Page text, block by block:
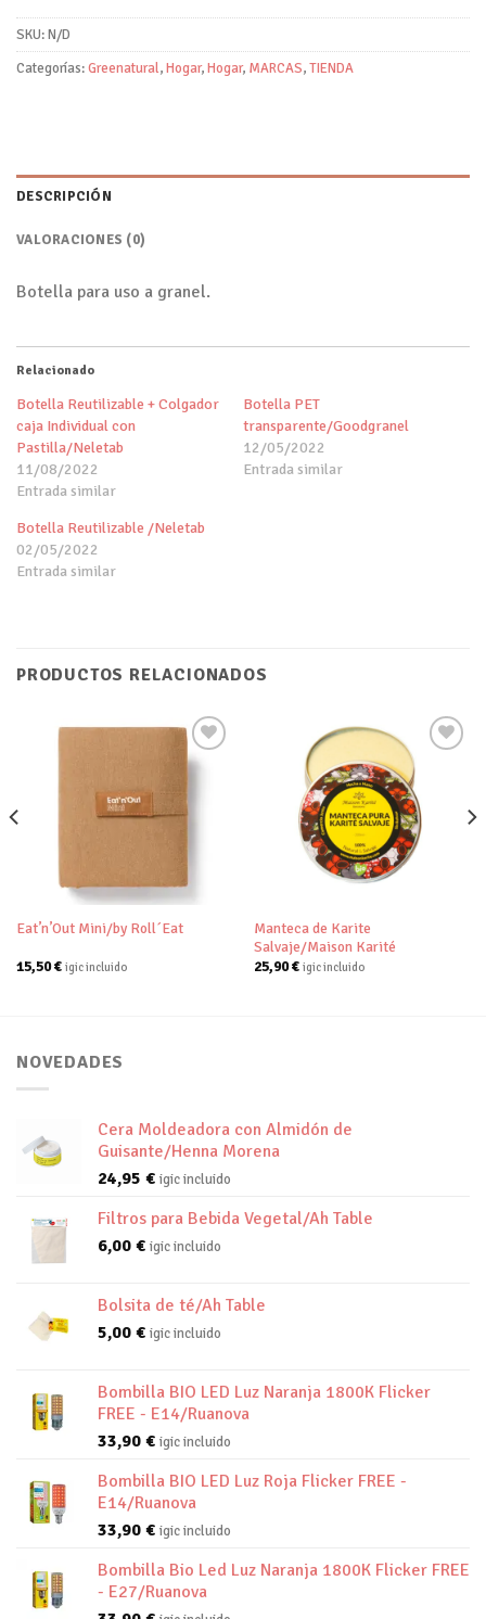
SKU:N/D
Categorías:Greenatural,Hogar,Hogar, MARCAS,TIENDA
DESCRIPCIÓN
VALORACIONES (0)
Botella para uso a granel.
Relacionado
Botella Reutilizable + Colgador
caja Individual con
Pastilla/Neletab
11/08/2022
Entrada similar
Botella PET
transparente/Goodgranel
12/05/2022
Entrada similar
Botella Reutilizable /Neletab
02/05/2022
Entrada similar
PRODUCTOS RELACIONADOS
Añadir
Eat’n’Out Mini/by Roll´Eat
15,50€ igic incluido
lista de
Manteca de Karite
Salvaje/Maison Karité
25,90€ igic incluido
NOVEDADES
Cera Moldeadora con Almidón de
Guisante/Henna Morena
24,95 € igic incluido
Filtros para Bebida Vegetal/Ah Table
6,00 € igic incluido
Bolsita de té/Ah Table
5,00 € igic incluido
Bombilla BIO LED Luz Naranja 1800K Flicker
FREE - E14/Ruanova
33,90 € igic incluido
Bombilla BIO LED Luz Roja Flicker FREE -
E14/Ruanova
33,90 € igic incluido
Bombilla Bio Led Luz Naranja 1800K Flicker FREE
- E27/Ruanova